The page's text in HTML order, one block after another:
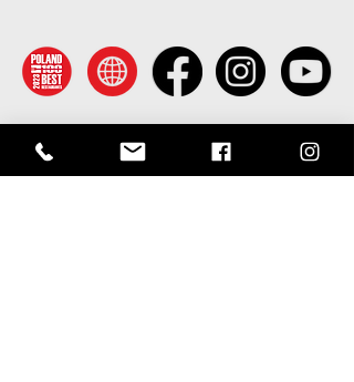
Rezerwacja online